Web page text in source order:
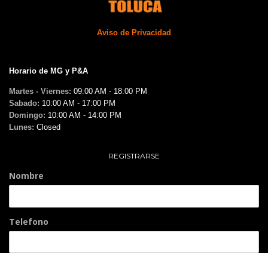
Aviso de Privacidad
Horario de MG y P&A
Martes - Viernes: 09:00 AM - 18:00 PM
Sabado: 10:00 AM - 17:00 PM
Domingo: 10:00 AM - 14:00 PM
Lunes: Closed
REGISTRARSE
Nombre
Telefono